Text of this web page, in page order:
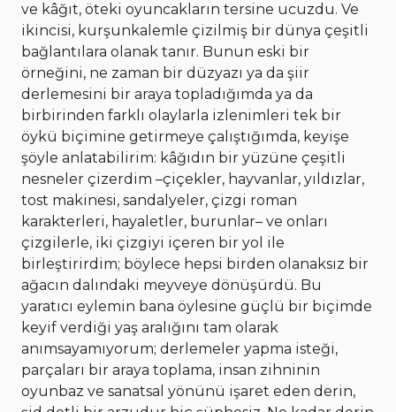
ve kâğıt, öteki oyuncakların tersine ucuzdu. Ve
ikincisi, kurşunkalemle çizilmiş bir dünya çeşitli
bağlantılara olanak tanır. Bunun eski bir
örneğini, ne zaman bir düzyazı ya da şiir
derlemesini bir araya topladığımda ya da
birbirinden farklı olaylarla izlenimleri tek bir
öykü biçimine getirmeye çalıştığımda, keyişe
şöyle anlatabilirim: kâğıdın bir yüzüne çeşitli
nesneler çizerdim –çiçekler, hayvanlar, yıldızlar,
tost makinesi, sandalyeler, çizgi roman
karakterleri, hayaletler, burunlar– ve onları
çizgilerle, iki çizgiyi içeren bir yol ile
birleştirirdim; böylece hepsi birden olanaksız bir
ağacın dalındaki meyveye dönüşürdü. Bu
yaratıcı eylemin bana öylesine güçlü bir biçimde
keyif verdiği yaş aralığını tam olarak
anımsayamıyorum; derlemeler yapma isteği,
parçaları bir araya toplama, insan zihninin
oyunbaz ve sanatsal yönünü işaret eden derin,